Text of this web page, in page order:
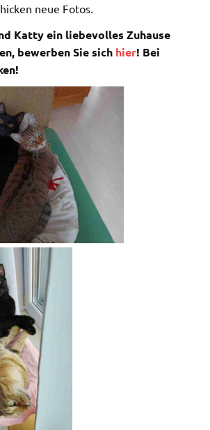
neue Fotos.
Katty ein liebevolles Zuhause
bewerben Sie sich hier! Bei
!